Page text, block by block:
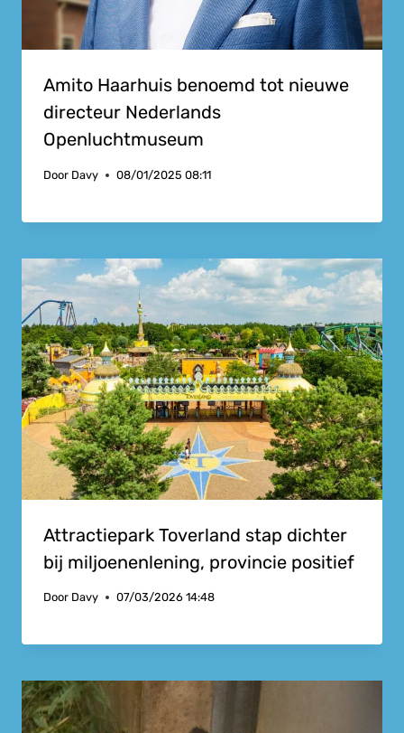
Amito Haarhuis benoemd tot nieuwe
directeur Nederlands
Openluchtmuseum
Door Davy 08/01/2025 08:11
Attractiepark Toverland stap dichter
bij miljoenenlening, provincie positief
Door Davy 07/03/2026 14:48